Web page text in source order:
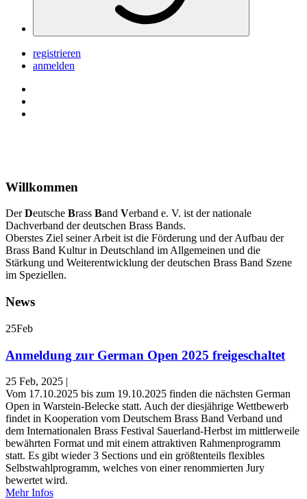
registrieren
anmelden
Willkommen
DerDeutsche Brass Band Verband e. V. ist der nationale
Dachverband der deutschen Brass Bands.
Oberstes Ziel seiner Arbeit ist die Förderung und der Aufbau der
Brass Band Kultur in Deutschland im Allgemeinen und die
Stärkung und Weiterentwicklung der deutschen Brass Band Szene
im Speziellen.
News
25Feb
Anmeldung zur German Open 2025 freigeschaltet
25 Feb, 2025 |
Vom 17.10.2025 bis zum 19.10.2025 finden die nächsten German
Open in Warstein-Belecke statt. Auch der diesjährige Wettbewerb
findet in Kooperation vom Deutschem Brass Band Verband und
dem Internationalen Brass Festival Sauerland-Herbst im mittlerweile
bewährten Format und mit einem attraktiven Rahmenprogramm
statt. Es gibt wieder 3 Sections und ein größtenteils flexibles
Selbstwahlprogramm, welches von einer renommierten Jury
bewertet wird.
Mehr Infos